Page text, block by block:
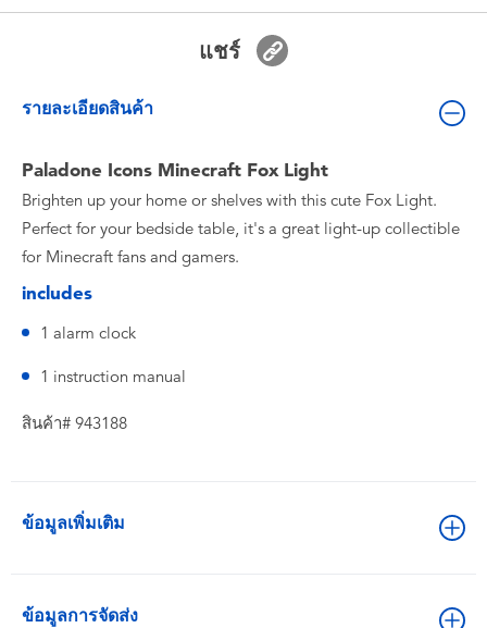
Nintendo Switch
กล่องสุ่ม
ตัวละครเพี่อการสะสม
แกดเจ็ต
แชร์
รายละเอียดสินค้า
Paladone Icons Minecraft Fox Light
Brighten up your home or shelves with this cute Fox Light.
Perfect for your bedside table, it's a great light-up collectible
for Minecraft fans and gamers.
includes
1 alarm clock
1 instruction manual
สินค้า# 943188
ข้อมูลเพิ่มเติม
ข้อมูลการจัดส่ง